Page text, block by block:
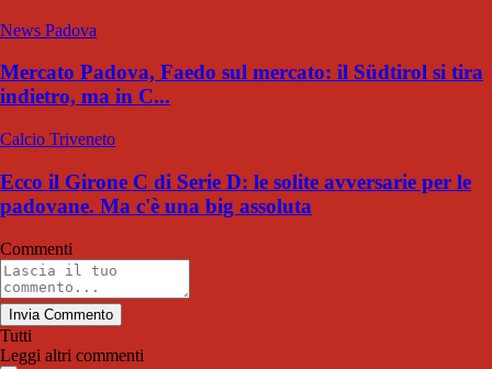
News Padova
Mercato Padova, Faedo sul mercato: il Südtirol si tira
indietro, ma in C...
Calcio Triveneto
Ecco il Girone C di Serie D: le solite avversarie per le
padovane. Ma c'è una big assoluta
Commenti
Invia Commento
Tutti
Leggi altri commenti